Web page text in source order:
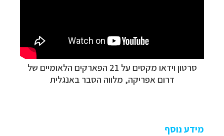
סרטון וידאו מקסים על 21 הפארקים הלאומיים של
דרום אפריקה, מלווה הסבר באנגלית
מידע נוסף